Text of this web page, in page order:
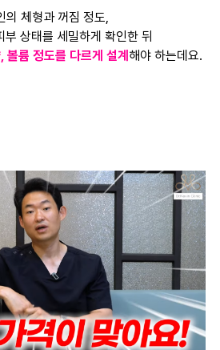
의 체형과 꺼짐 정도,
부 상태를 세밀하게 확인한 뒤
볼륨 정도를 다르게 설계 해야 하는데요.